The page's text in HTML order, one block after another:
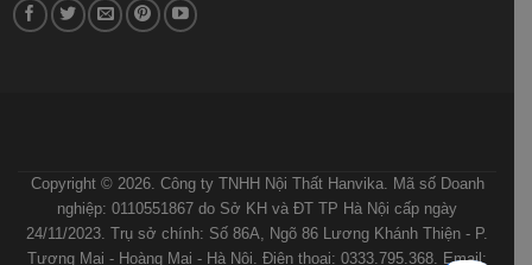
Copyright © 2026. Công ty TNHH Nội Thất Hanvika. Mã số Doanh
nghiệp: 0110551867 do Sở KH và ĐT TP Hà Nội cấp ngày
24/11/2023. Trụ sở chính: Số 86A, Ngõ 86 Lương Khánh Thiện - P.
Tương Mai - Hoàng Mai - Hà Nội. Điện thoại: 0333.795.368. Email: